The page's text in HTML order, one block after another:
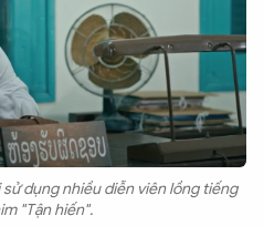
dụng nhiều diễn viên lồng tiếng
"Tận hiến".